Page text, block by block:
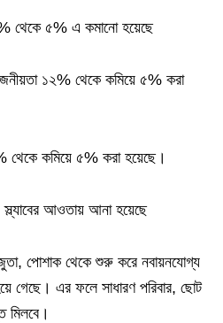
থেকে ৫% এ কমানো হয়েছে
১২% থেকে কমিয়ে ৫% করা
থেকে কমিয়ে ৫% করা হয়েছে।
আওতায় আনা হয়েছে
জুতা, পোশাক থেকে শুরু করে নবায়নযোগ্য
গেছে। এর ফলে সাধারণ পরিবার, ছোট
মিলবে।